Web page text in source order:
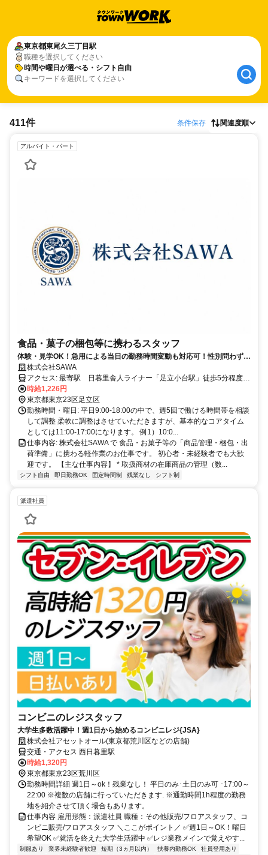
東京都東尾久三丁目駅
職種を選択してください
時間や曜日が選べる・シフト自由
キーワードを選択してください
411件 条件保存 関連度順
アルバイト・パート
食品・菓子の梱包等に携わるスタッフ
体験・見学OK！急用による当日の勤務時間変動も対応可！性別問わず、
男性・女性・フリーターさん・主婦・ママさん大歓迎
株式会社SAWA
アクセス: 最寄駅 日暮里舎人ライナー「足立小台駅」徒歩5分程度
自転車通勤も可能 給与: 時給1,226円（都道府県の条例により変動あ
り） スキルや経験に応じて、時給UPあり。
時給1,226円
東京都東京23区足立区
勤務時間・曜日: 平日9:00-18:00の中で、週5回で働ける時間帯を相談
して調整 柔軟に調整はさせていただきますが、基本的なコアタイム
としては11:00-17:00になります。 例1）10:0...
仕事内容: 株式会社SAWA で 食品・お菓子等の「商品管理・梱包・出
荷準備」に携わる軽作業のお仕事です。 初心者・未経験者でも大歓
迎です。 【主な仕事内容】 * 取扱商材の在庫商品の管理（数...
シフト自由 即日勤務OK 固定時間制 残業なし シフト制
派遣社員
コンビニのレジスタッフ
大学生多数活躍中！週1日から始めるコンビニレジ{JSA}
株式会社アセットオール(東京都荒川区などの店舗)
交通・アクセス 西日暮里駅
時給1,320円
東京都東京23区荒川区
勤務時間詳細 週1日～ok！残業なし！ 平日のみ･土日のみ可 ･17:00～
22:00 ※複数の店舗に行っていただきます. ※通勤時間1h程度の勤務
地を紹介させて頂く場合もあります。
仕事内容 雇用形態：派遣社員 職種：その他販売/フロアスタッフ、コ
ンビニ販売/フロアスタッフ ＼ここがポイント／ ✅週1日～OK！曜日
希望OK ✅就活を終えた大学生活躍中 ✅レジ業務メインで覚えやす...
制服あり 業界未経験者歓迎 短期（3ヵ月以内） 扶養内勤務OK
社員登用あり